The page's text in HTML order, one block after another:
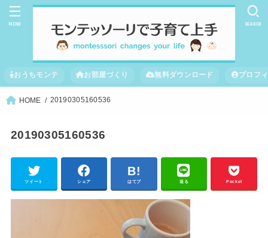
おうちモンテ お部屋づくり 無料ダウンロード プロフ
SEARCH
MENU
HOME 20190305160536
20190305160536
ツイート シェア はてブ 送る Pocket